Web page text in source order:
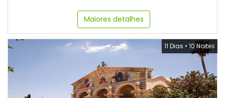
Maiores detalhes
11 Dias • 10 Noites